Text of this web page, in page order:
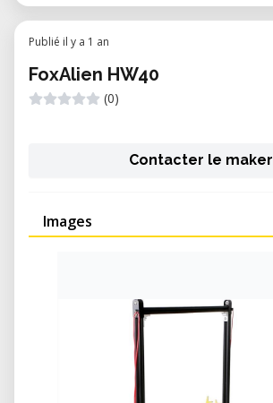
Publié il y a 1 an
FoxAlien HW40
(0)
Contacter le maker
Images